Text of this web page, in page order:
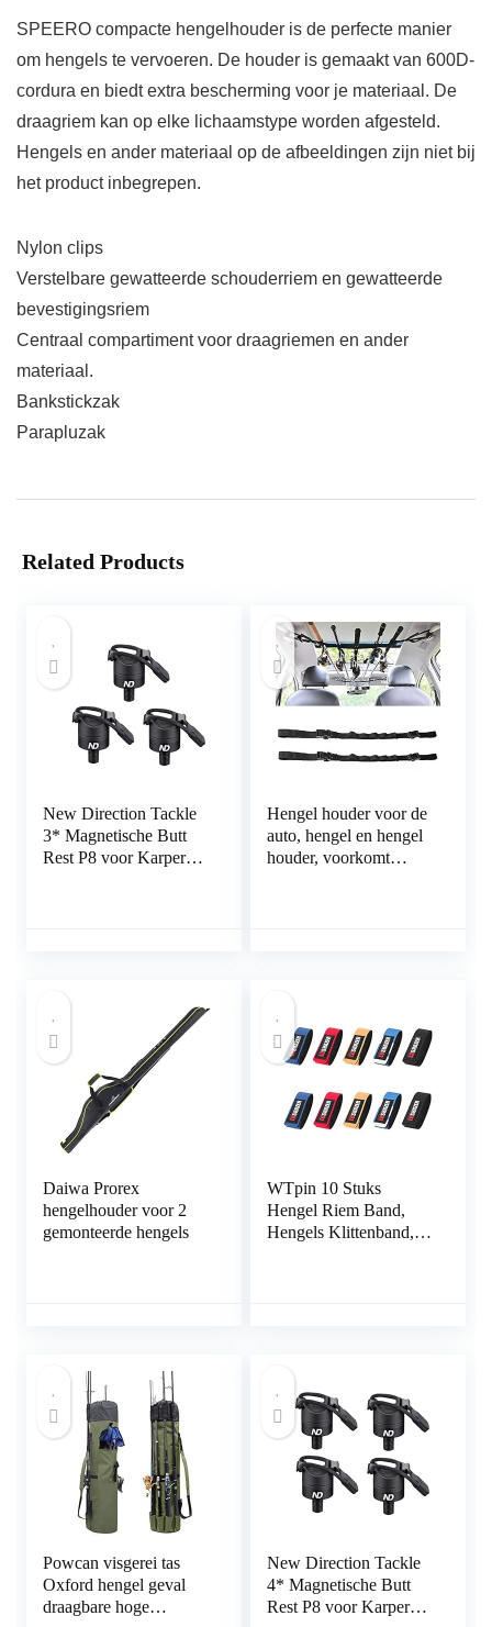
SPEERO compacte hengelhouder is de perfecte manier
om hengels te vervoeren. De houder is gemaakt van 600D-
cordura en biedt extra bescherming voor je materiaal. De
draagriem kan op elke lichaamstype worden afgesteld.
Hengels en ander materiaal op de afbeeldingen zijn niet bij
het product inbegrepen.
Nylon clips
Verstelbare gewatteerde schouderriem en gewatteerde
bevestigingsriem
Centraal compartiment voor draagriemen en ander
materiaal.
Bankstickzak
Parapluzak
Related Products
New Direction Tackle
3* Magnetische Butt
Rest P8 voor Karper
Hengel houder voor de
auto, hengel en hengel
houder, voorkomt
Daiwa Prorex
hengelhouder voor 2
gemonteerde hengels
WTpin 10 Stuks
Hengel Riem Band,
Hengels Klittenband,
Powcan visgerei tas
Oxford hengel geval
draagbare hoge
New Direction Tackle
4* Magnetische Butt
Rest P8 voor Karper